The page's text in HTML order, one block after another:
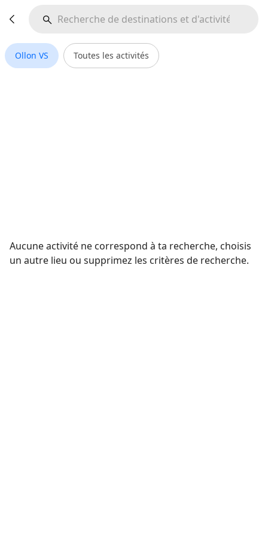
Ollon VS Toutes les activités
Aucune activité ne correspond à ta recherche, choisis
un autre lieu ou supprimez les critères de recherche.